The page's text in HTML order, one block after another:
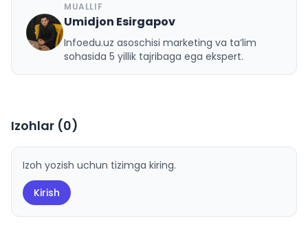
U
MUALLIF
Umidjon Esirgapov
Infoedu.uz asoschisi marketing va ta’lim
sohasida 5 yillik tajribaga ega ekspert.
Izohlar (0)
Izoh yozish uchun tizimga kiring.
Kirish